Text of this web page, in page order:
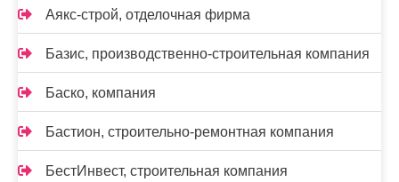
Аякс-строй, отделочная фирма
Базис, производственно-строительная компания
Баско, компания
Бастион, строительно-ремонтная компания
БестИнвест, строительная компания